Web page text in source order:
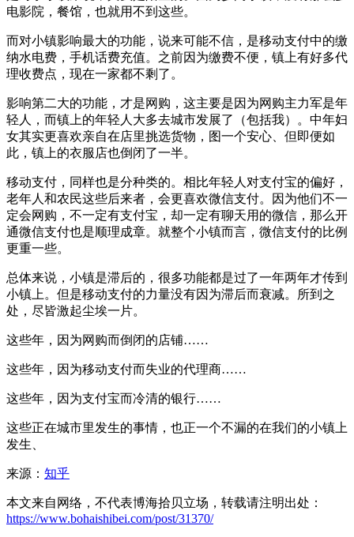
电影院，餐馆，也就用不到这些。
而对小镇影响最大的功能，说来可能不信，是移动支付中的缴
纳水电费，手机话费充值。之前因为缴费不便，镇上有好多代
理收费点，现在一家都不剩了。
影响第二大的功能，才是网购，这主要是因为网购主力军是年
轻人，而镇上的年轻人大多去城市发展了（包括我）。中年妇
女其实更喜欢亲自在店里挑选货物，图一个安心、但即便如
此，镇上的衣服店也倒闭了一半。
移动支付，同样也是分种类的。相比年轻人对支付宝的偏好，
老年人和农民这些后来者，会更喜欢微信支付。因为他们不一
定会网购，不一定有支付宝，却一定有聊天用的微信，那么开
通微信支付也是顺理成章。就整个小镇而言，微信支付的比例
更重一些。
总体来说，小镇是滞后的，很多功能都是过了一年两年才传到
小镇上。但是移动支付的力量没有因为滞后而衰减。所到之
处，尽皆激起尘埃一片。
这些年，因为网购而倒闭的店铺……
这些年，因为移动支付而失业的代理商……
这些年，因为支付宝而冷清的银行……
这些正在城市里发生的事情，也正一个不漏的在我们的小镇上
发生、
来源： 知乎
本文来自网络，不代表博海拾贝立场，转载请注明出处：
https://www.bohaishibei.com/post/31370/